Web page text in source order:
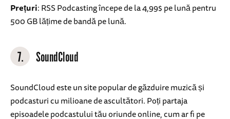
Prețuri: RSS Podcasting începe de la 4,99$ pe lună pentru
500 GB lățime de bandă pe lună.
7. SoundCloud
SoundCloud este un site popular de găzduire muzică și
podcasturi cu milioane de ascultători. Poți partaja
episoadele podcastului tău oriunde online, cum ar fi pe